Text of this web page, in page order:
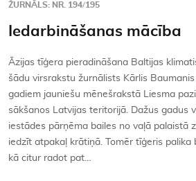
ŽURNĀLS: NR. 194/195
Iedarbināšanas mācība
Āzijas tīģera pieradināšana Baltijas
šādu virsrakstu žurnālists Kārlis
gadiem jauniešu mēnešrakstā Liesma
sākšanos Latvijas teritorijā. Dažus gadus
iestādes pārņēma bailes no vaļā palaistā
iedzīt atpakaļ krātiņā. Tomēr tīģeris palika
kā citur radot pat…